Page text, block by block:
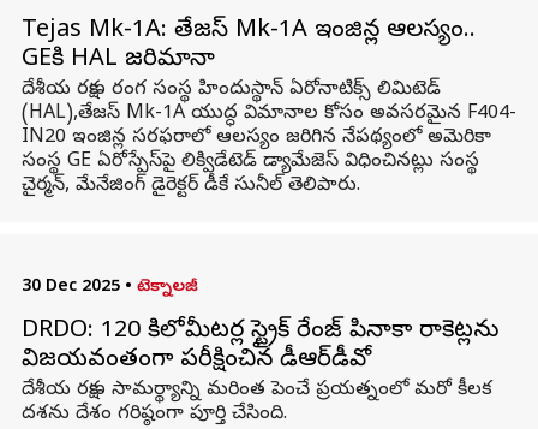
Tejas Mk-1A: తేజస్ Mk-1A ఇంజిన్ల ఆలస్యం..
GEకి HAL జరిమానా
దేశీయ రక్షణ రంగ సంస్థ హిందుస్థాన్ ఏరోనాటిక్స్ లిమిటెడ్
(HAL),తేజస్ Mk-1A యుద్ధ విమానాల కోసం అవసరమైన F404-
IN20 ఇంజిన్ల సరఫరాలో ఆలస్యం జరిగిన నేపథ్యంలో అమెరికా
సంస్థ GE ఏరోస్పేస్‌పై లిక్విడేటెడ్ డ్యామేజెస్ విధించినట్లు సంస్థ
చైర్మన్, మేనేజింగ్ డైరెక్టర్ డీకే సునీల్ తెలిపారు.
30 Dec 2025 • టెక్నాలజీ
DRDO: 120 కిలోమీటర్ల స్ట్రైక్ రేంజ్ పినాకా రాకెట్లను
విజయవంతంగా పరీక్షించిన డీఆర్‌డీవో
దేశీయ రక్షణ సామర్థ్యాన్ని మరింత పెంచే ప్రయత్నంలో మరో కీలక
దశను దేశం గరిష్ఠంగా పూర్తి చేసింది.